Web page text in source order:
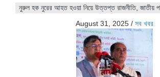
নুরুল হক নুরের আহত হওয়া নিয়ে উত্তপ্ত রাজনীতি, জাতীয়
August 31, 2025 / সব খবর